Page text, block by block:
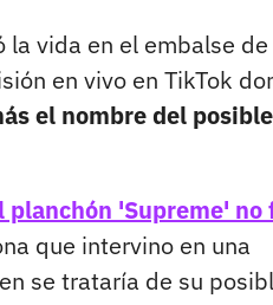
la vida en el embalse de
en vivo en TikTok
el nombre del posible
planchón 'Supreme' no
que intervino en una
se trataría de su